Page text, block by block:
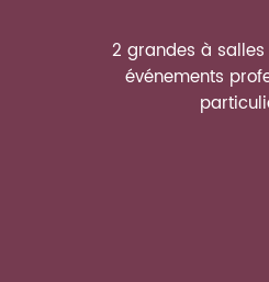
2 grandes à
événements